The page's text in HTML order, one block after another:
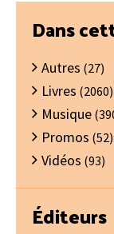
Barre
latérale
principale
Dans
Autres (27)
Livres (2060)
Musique
Promos (52)
Vidéos (93)
Éditeurs